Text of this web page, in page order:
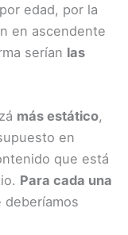
edad, por la
en ascendente
serían las
más estático,
en
que está
Para cada una
deberíamos